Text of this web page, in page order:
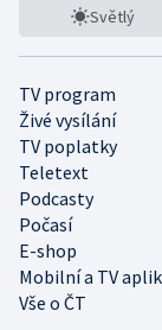
Světlý
TV program
Živé vysílání
TV poplatky
Teletext
Podcasty
Počasí
E-shop
Mobilní a TV
Vše o ČT